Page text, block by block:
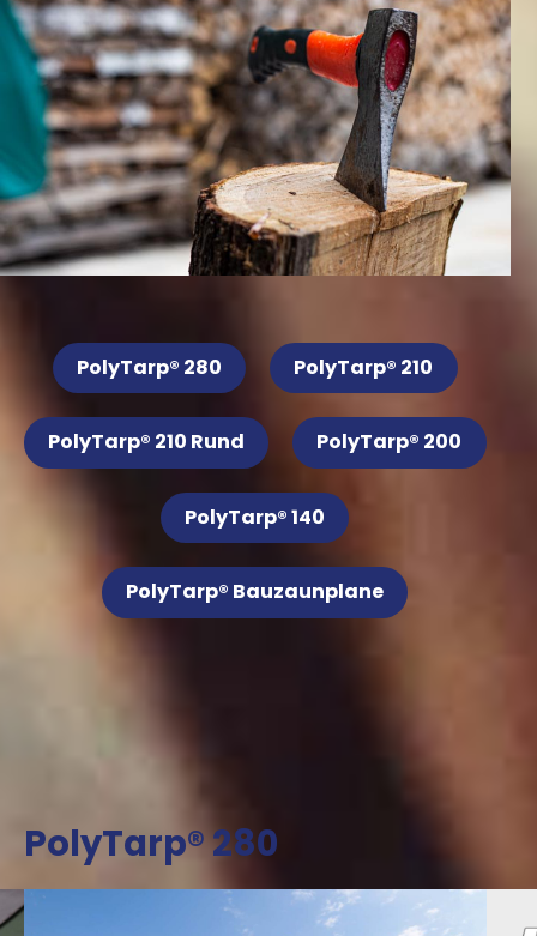
PolyTarp® 280 PolyTarp® 210
PolyTarp® 210 Rund PolyTarp® 200
PolyTarp® 140
PolyTarp® Bauzaunplane
PolyTarp® 280